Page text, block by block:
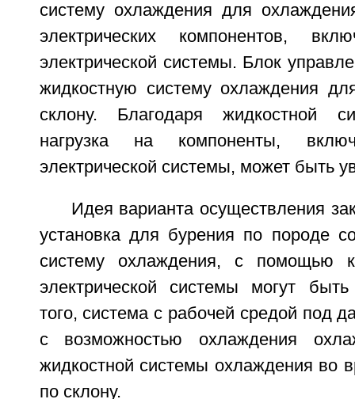
систему охлаждения для
электрических компонентов,
электрической системы. Блок
жидкостную систему охлаждения
склону. Благодаря жидкостной
нагрузка на компоненты,
электрической системы, может быть
Идея варианта осуществления
установка для бурения по породе
систему охлаждения, с помощью
электрической системы могут
того, система с рабочей средой под
с возможностью охлаждения
жидкостной системы охлаждения во
по склону.